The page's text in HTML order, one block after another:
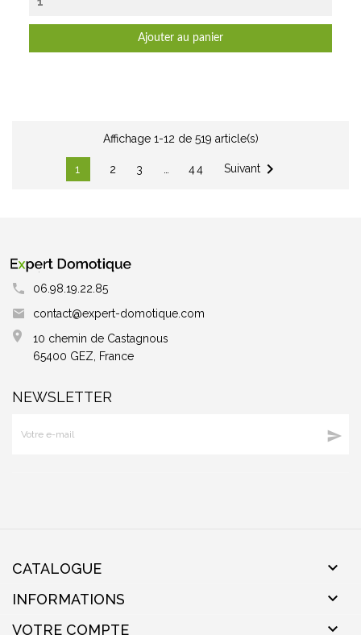
Ajouter au panier
Affichage 1-12 de 519 article(s)
1 2 3 44 Suivant
06.98.19.22.85
contact@expert-domotique.com
10 chemin de Castagnous
65400 GEZ, France
NEWSLETTER

CATALOGUE 
INFORMATIONS 
VOTRE COMPTE 